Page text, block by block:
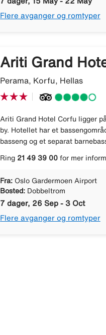
Flere avganger og romtyper
Ariti Grand
Perama, Korfu, Hellas
Ariti Grand Hotel Corfu ligger
by. Hotellet har et
basseng og et separat
Ring 21 49 39 00for mer
Fra: Oslo Gardermoen Airport
Bosted: Dobbeltrom
7 dager, 26 Sep - 3 Oct
Flere avganger og romtyper